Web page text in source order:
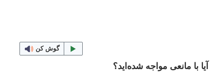
گوش کن
آیا با مانعی مواجه شده‌اید؟